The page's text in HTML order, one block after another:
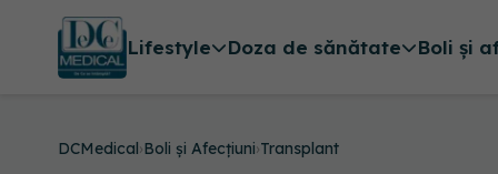
Lifestyle Doza de sănătate Boli și
DCMedical›Boli și Afecțiuni›Transplant